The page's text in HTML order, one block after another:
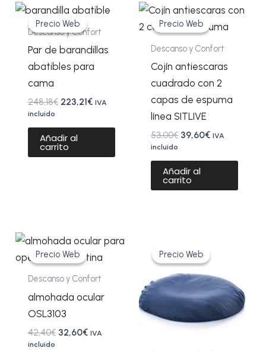
Precio Web
Precio Web
Descanso y Confort
Par de barandillas
abatibles para
cama
248,18€
El
precio
original
era:
248,18€.
223,21€
El
actual
223,21€.
IVA
incluido
Añadir al
carrito
Precio Web
Precio Web
Descanso y Confort
Cojín antiescaras
cuadrado con 2
capas de espuma
línea SITLIVE
53,00€
El
precio
original
53,00€.
39,60€
El
actual
39,60€.
IVA
incluido
Añadir al
carrito
Precio Web
Precio Web
Descanso y Confort
almohada ocular
OSL3103
42,40€
El
precio
original
42,40€.
32,60€
El
precio
actual
32,60€.
IVA
incluido
Precio Web
Precio Web
precio
original
era:
44,94€.
actual
35,90€.